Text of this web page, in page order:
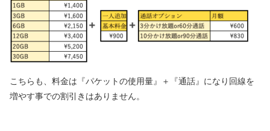
こちらも、料金は『パケットの使用量』＋『通話』になり回線を
増やす事での割引きはありません。